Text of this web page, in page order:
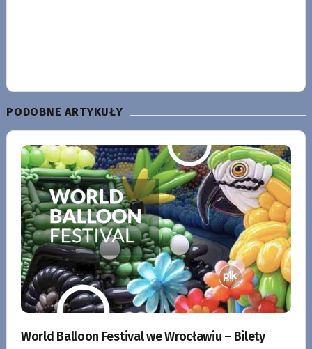
PODOBNE ARTYKUŁY
World Balloon Festival we Wrocławiu – Bilety